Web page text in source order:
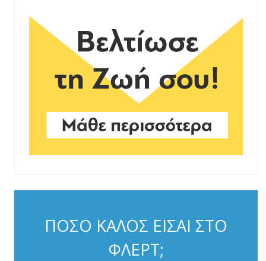
ΠΟΣΟ ΚΑΛΟΣ ΕΙΣΑΙ ΣΤΟ
ΦΛΕΡΤ;